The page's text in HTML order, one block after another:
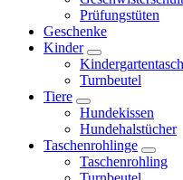
Prüfungstüten
Geschenke
Kinder
Turnbeutel
Tiere
Hundekissen
Hundehalstücher
Taschenrohlinge
Taschenrohling